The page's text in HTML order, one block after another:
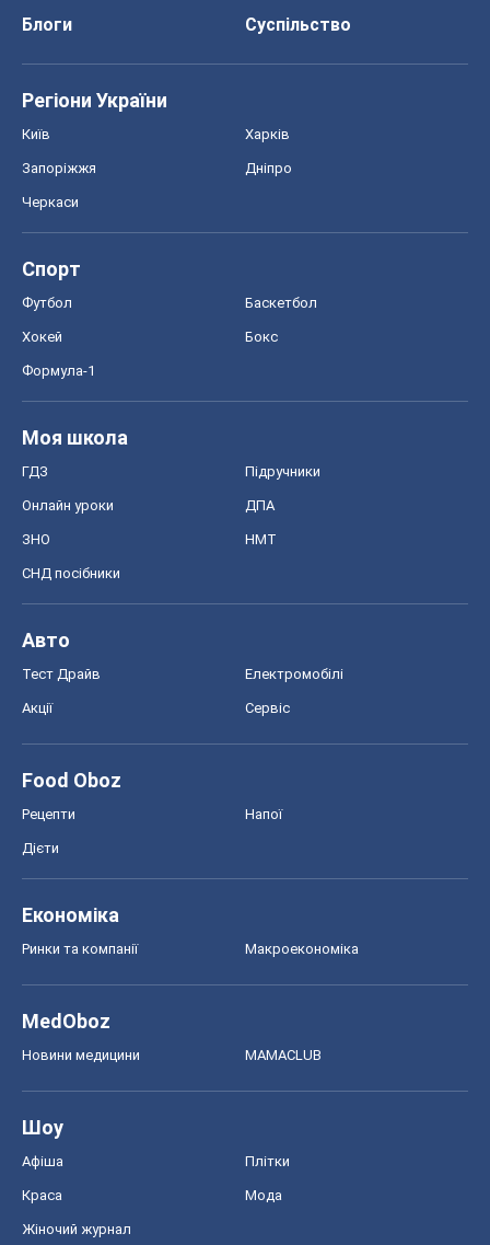
Блоги
Суспільство
Регіони України
Київ Харків
Запоріжжя Дніпро
Черкаси
Спорт
Футбол Баскетбол
Хокей Бокс
Формула-1
Моя школа
ГДЗ Підручники
Онлайн уроки ДПА
ЗНО НМТ
СНД посібники
Авто
Тест Драйв Електромобілі
Акції Сервіс
Food Oboz
Рецепти Напої
Дієти
Економіка
Ринки та компанії Макроекономіка
MedOboz
Новини медицини MAMACLUB
Шоу
Афіша Плітки
Краса Мода
Жіночий журнал